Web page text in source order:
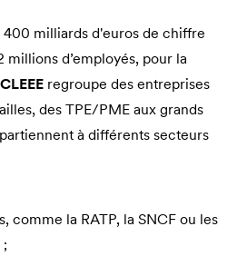
400 milliards d'euros de chiffre
d’employés, pour la
CLEEE regroupe des entreprises
des TPE/PME aux grands
à différents secteurs
comme la RATP, la SNCF ou les